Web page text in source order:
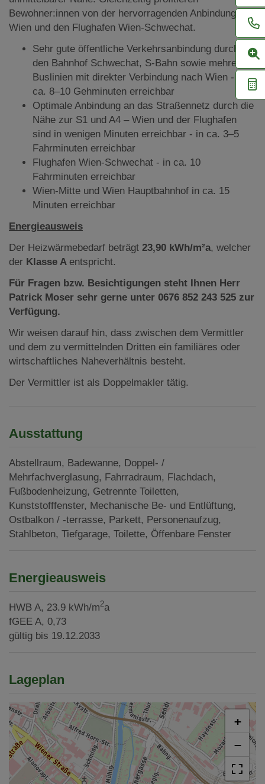
Bewohner:innen von der hervorragenden Anbindung an
Wien und den Flughafen Wien-Schwechat.
Sehr gute öffentliche Verkehrsanbindung durch
den Bahnhof Schwechat, S-Bahn sowie mehrere
Buslinien mit direkter Verbindung nach Wien - in
ca. 8–10 Gehminuten erreichbar
Optimale Anbindung an das Straßennetz durch die
Nähe zur S1 und A4 – Wien und der Flughafen
sind in wenigen Minuten erreichbar - in ca. 3–5
Fahrminuten erreichbar
Flughafen Wien-Schwechat - in ca. 10
Fahrminuten erreichbar
Wien-Mitte und Wien Hauptbahnhof in ca. 15
Minuten erreichbar
Energieausweis
Der Heizwärmebedarf beträgt 23,90 kWh/m²a, welcher
der Klasse A entspricht.
Für Fragen bzw. Besichtigungen steht Ihnen Herr
Patrick Moser sehr gerne unter 0676 852 243 525 zur
Verfügung.
Wir weisen darauf hin, dass zwischen dem Vermittler
und dem zu vermittelnden Dritten ein familiäres oder
wirtschaftliches Naheverhältnis besteht.
Der Vermittler ist als Doppelmakler tätig.
Ausstattung
Abstellraum Badewanne Doppel- /
Mehrfachverglasung Fahrradraum
Flachdach
Fußbodenheizung Getrennte Toiletten
Kunststofffenster Mechanische Be- und Entlüftung
Ostbalkon / -terrasse Parkett Personenaufzug
Stahlbeton Tiefgarage Toilette Öffenbare Fenster
Energieausweis
HWB A, 23.9 kWh/m2a
fGEE A, 0,73
gültig bis 19.12.2033
Lageplan
+
−